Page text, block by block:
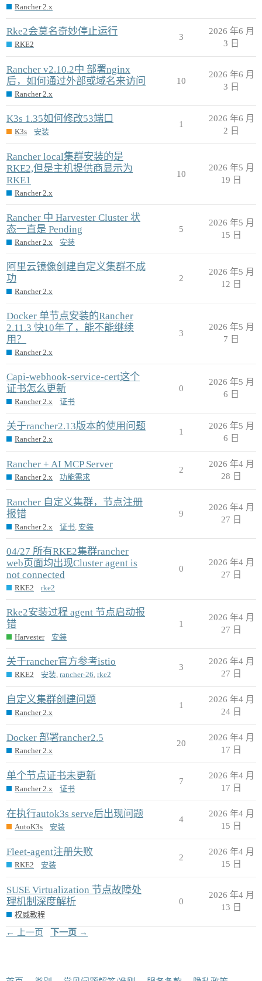
Rancher 2.x
Rke2会莫名奇妙停止运行
RKE2
3
2026 年6 月
3 日
Rancher v2.10.2中 部署nginx
后，如何通过外部或域名来访问
Rancher 2.x
10
2026 年6 月
3 日
K3s 1.35如何修改53端口
K3s 安装
1
2026 年6 月
2 日
Rancher local集群安装的是
RKE2,但是主机提供商显示为
RKE1
Rancher 2.x
10
2026 年5 月
19 日
Rancher 中 Harvester Cluster 状
态一直是 Pending
Rancher 2.x 安装
5
2026 年5 月
15 日
阿里云镜像创建自定义集群不成
功
Rancher 2.x
2
2026 年5 月
12 日
Docker 单节点安装的Rancher
2.11.3 快10年了，能不能继续
用？
Rancher 2.x
3
2026 年5 月
7 日
Capi-webhook-service-cert这个
证书怎么更新
Rancher 2.x 证书
0
2026 年5 月
6 日
关于rancher2.13版本的使用问题
Rancher 2.x
1
2026 年5 月
6 日
Rancher + AI MCP Server
Rancher 2.x 功能需求
2
2026 年4 月
28 日
Rancher 自定义集群，节点注册
报错
Rancher 2.x 证书 安装
9
2026 年4 月
27 日
04/27 所有RKE2集群rancher
web页面均出现Cluster agent is
not connected
RKE2 rke2
0
2026 年4 月
27 日
Rke2安装过程 agent 节点启动报
错
Harvester 安装
1
2026 年4 月
27 日
关于rancher官方参考istio
RKE2 安装 rancher-26 rke2
3
2026 年4 月
27 日
自定义集群创建问题
Rancher 2.x
1
2026 年4 月
24 日
Docker 部署rancher2.5
Rancher 2.x
20
2026 年4 月
17 日
单个节点证书未更新
Rancher 2.x 证书
7
2026 年4 月
17 日
在执行autok3s serve后出现问题
AutoK3s 安装
4
2026 年4 月
15 日
Fleet-agent注册失败
RKE2 安装
2
2026 年4 月
15 日
SUSE Virtualization 节点故障处
理机制深度解析
权威教程
0
2026 年4 月
13 日
← 上一页 下一页 →